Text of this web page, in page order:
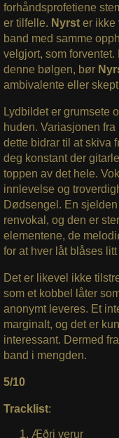
forhåndsprofetiene
er tilfelle. Nyrster ikke
band med samme
velgjort, som forventet.
denne bølgen, bør
ambivalente eller
Lydbildet er grumsete
huden. Variasjonen
dette bidrar til at skiva
deg konstant der
toppen av det hele.
innlevelse og
Dødsengel. En
renvokal, og den er
elementene, de
for at hver låt blåses litt
Det er likevel ikke
som et kobbel låter
anonymt leveres. Et
marginalt, og det er
interessant. Dermed
band i mengden.
5/10
Tracklist:
Æðri verur